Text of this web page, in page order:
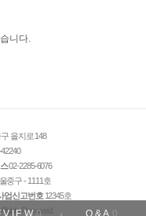
0 Q&A 0
니다.
을지로 148
02-2285-6076
중구 - 1111호
업신고번호12345호
Reserved.